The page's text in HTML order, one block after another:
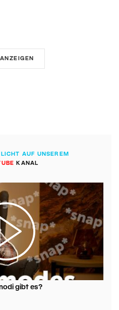
AUF UNSEREM
KANAL
gibt es?